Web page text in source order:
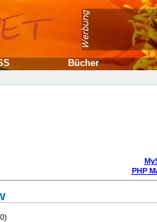
PHP
Bücher